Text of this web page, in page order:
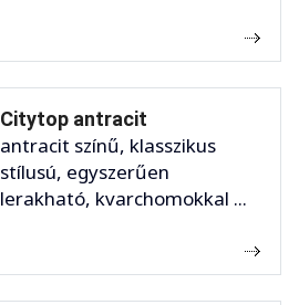
Citytop antracit
antracit színű, klasszikus
stílusú, egyszerűen
lerakható, kvarchomokkal ...